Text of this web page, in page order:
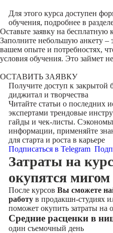
Для этого курса доступен
обучения, подробнее в
Оставьте заявку на бесплатную
Заполните небольшую анкету –
вашем опыте и потребностях,
условия обучения. Это займет
ОСТАВИТЬ ЗАЯВКУ
Получите доступ к закрытой
диджитал и творчества
Читайте статьи о последних
экспертами трендовые
гайды и чек-листы.
информации, применяйте
для старта и роста в карьере
Подписаться в Telegram
Затраты на курс
окупятся мигом
После курсов Вы сможете
работув продакшн-студиях
поможет окупить затраты на
Cредние расценки в
один съемочный день